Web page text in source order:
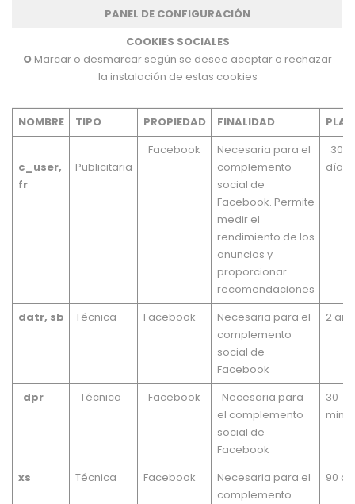
PANEL DE CONFIGURACIÓN
COOKIES SOCIALES
O Marcar o desmarcar según se desee aceptar o rechazar
la instalación de estas cookies
NOMBRE TIPO PROPIEDAD FINALIDAD
c_user,
fr
Publicitaria
Facebook
Necesaria para el
complemento
social de
Facebook. Permite
medir el
rendimiento de los
anuncios y
proporcionar
recomendaciones
30
días
datr, sb Técnica Facebook
Necesaria para el
complemento
social de
Facebook
2
dpr Técnica Facebook
Necesaria para
el complemento
social de
Facebook
30
xs Técnica Facebook
Necesaria para el
complemento
90